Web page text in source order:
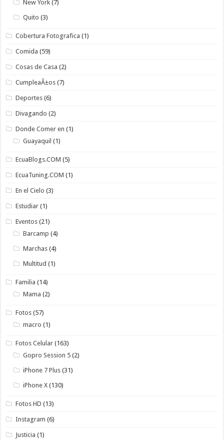
New York (7)
Quito (3)
Cobertura Fotografica (1)
Comida (59)
Cosas de Casa (2)
CumpleaÃ±os (7)
Deportes (6)
Divagando (2)
Donde Comer en (1)
Guayaquil (1)
EcuaBlogs.COM (5)
EcuaTuning.COM (1)
En el Cielo (3)
Estudiar (1)
Eventos (21)
Barcamp (4)
Marchas (4)
Multitud (1)
Familia (14)
Mama (2)
Fotos (57)
macro (1)
Fotos Celular (163)
Gopro Session 5 (2)
iPhone 7 Plus (31)
iPhone X (130)
Fotos HD (13)
Instagram (6)
Justicia (1)